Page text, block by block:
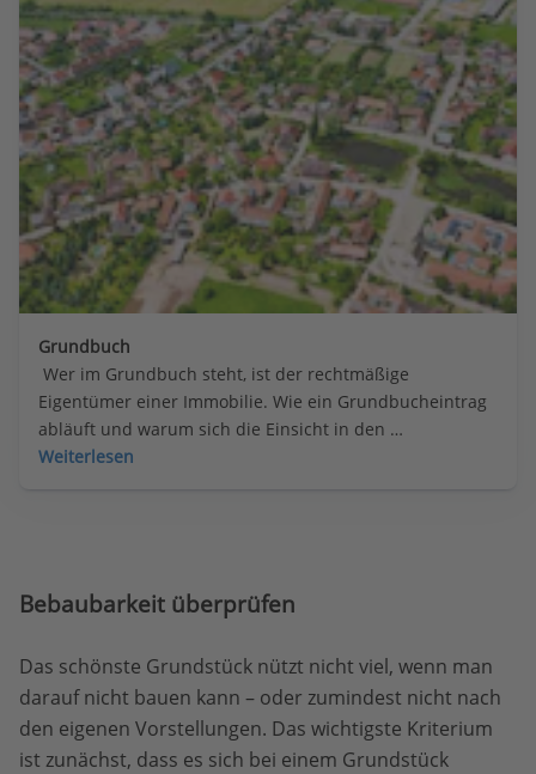
Grundbuch
Wer im Grundbuch steht, ist der rechtmäßige
Eigentümer einer Immobilie. Wie ein Grundbucheintrag
abläuft und warum sich die Einsicht in den
Grundbuchauszug schon vor dem Kauf lohnen kann,
Weiterlesen
Bebaubarkeit überprüfen
Das schönste Grundstück nützt nicht viel, wenn man
darauf nicht bauen kann – oder zumindest nicht nach
den eigenen Vorstellungen. Das wichtigste Kriterium
ist zunächst, dass es sich bei einem Grundstück